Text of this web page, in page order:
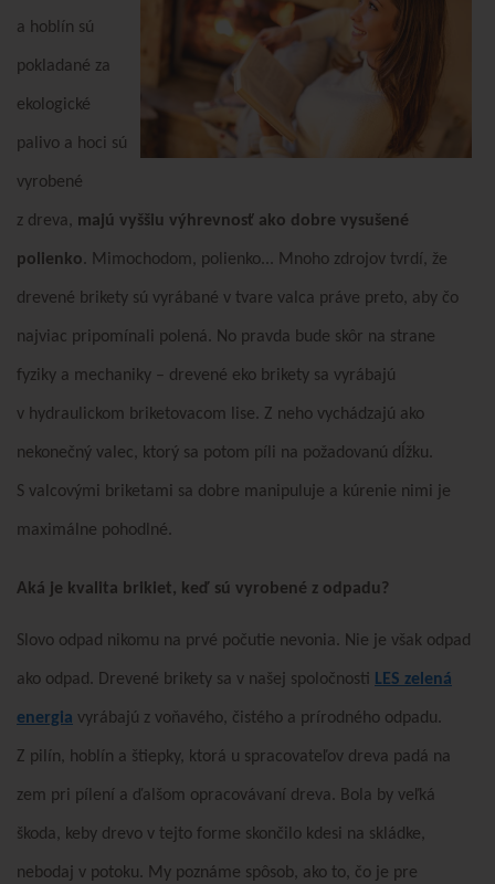
a hoblín sú
pokladané za
ekologické
palivo a hoci sú
vyrobené
z dreva, majú vyššiu výhrevnosť ako dobre vysušené
polienko. Mimochodom, polienko... Mnoho zdrojov tvrdí, že
drevené brikety sú vyrábané v tvare valca práve preto, aby čo
najviac pripomínali polená. No pravda bude skôr na strane
fyziky a mechaniky – drevené eko brikety sa vyrábajú
v hydraulickom briketovacom lise. Z neho vychádzajú ako
nekonečný valec, ktorý sa potom píli na požadovanú dĺžku.
S valcovými briketami sa dobre manipuluje a kúrenie nimi je
maximálne pohodlné.
Aká je kvalita brikiet, keď sú vyrobené z odpadu?
Slovo odpad nikomu na prvé počutie nevonia. Nie je však odpad
ako odpad. Drevené brikety sa v našej spoločnosti LES zelená
energia vyrábajú z voňavého, čistého a prírodného odpadu.
Z pilín, hoblín a štiepky, ktorá u spracovateľov dreva padá na
zem pri pílení a ďalšom opracovávaní dreva. Bola by veľká
škoda, keby drevo v tejto forme skončilo kdesi na skládke,
nebodaj v potoku. My poznáme spôsob, ako to, čo je pre